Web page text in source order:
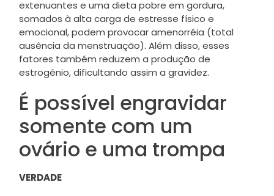
extenuantes e uma dieta pobre em gordura,
somados à alta carga de estresse físico e
emocional, podem provocar amenorréia (total
ausência da menstruação). Além disso, esses
fatores também reduzem a produção de
estrogênio, dificultando assim a gravidez.
É possível engravidar
somente com um
ovário e uma trompa
VERDADE